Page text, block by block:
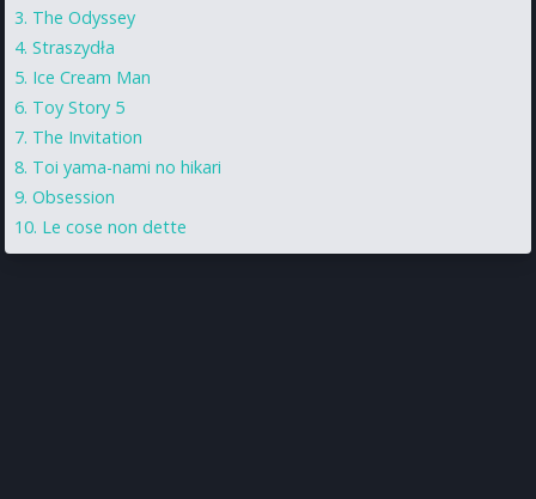
The Odyssey
Straszydła
Ice Cream Man
Toy Story 5
The Invitation
Toi yama-nami no hikari
Obsession
Le cose non dette